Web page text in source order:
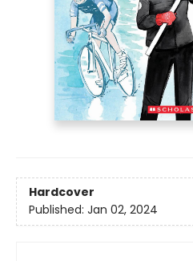
Hardcover
Published: Jan 02, 2024